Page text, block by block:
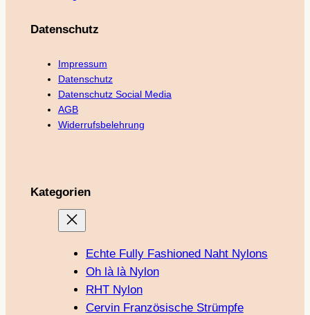
Datenschutz
Impressum
Datenschutz
Datenschutz Social Media
AGB
Widerrufsbelehrung
Kategorien
Echte Fully Fashioned Naht Nylons
Oh là là Nylon
RHT Nylon
Cervin Französische Strümpfe